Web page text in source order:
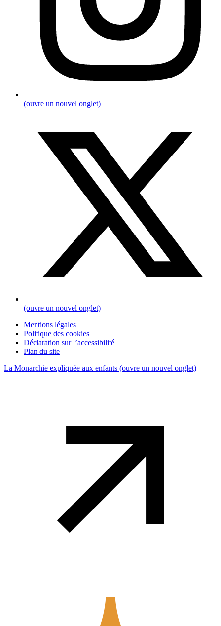
(ouvre un nouvel onglet)
(ouvre un nouvel onglet)
Mentions légales
Politique des cookies
Déclaration sur l’accessibilité
Plan du site
La Monarchie expliquée aux enfants (ouvre un nouvel onglet)